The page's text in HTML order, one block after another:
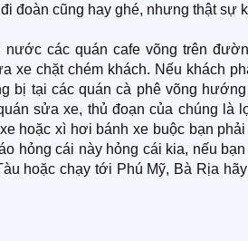
đoàn cũng hay ghé, nhưng thật sự
các quán cafe võng trên
xe chặt chém khách. Nếu khách
bị tại các quán cà phê võng
sửa xe, thủ đoạn của chúng là
hoặc xì hơi bánh xe buộc bạn
hỏng cái này hỏng cái kia, nếu
hoặc chạy tới Phú Mỹ, Bà Rịa